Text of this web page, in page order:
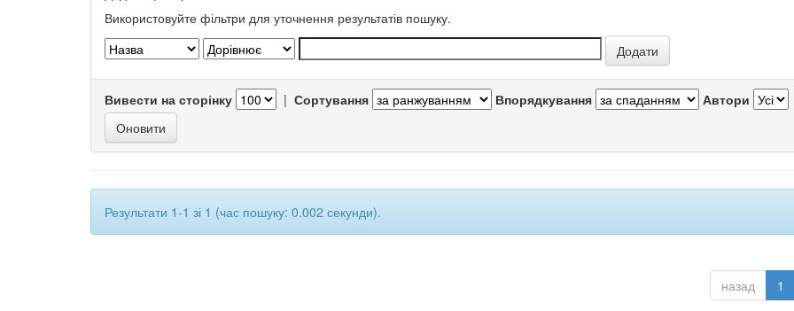
Використовуйте фільтри для уточнення результатів пошуку.
Вивести на сторінку | Сортування Впорядкування Автори
Результати 1-1 зі 1 (час пошуку: 0.002 секунди).
назад 1